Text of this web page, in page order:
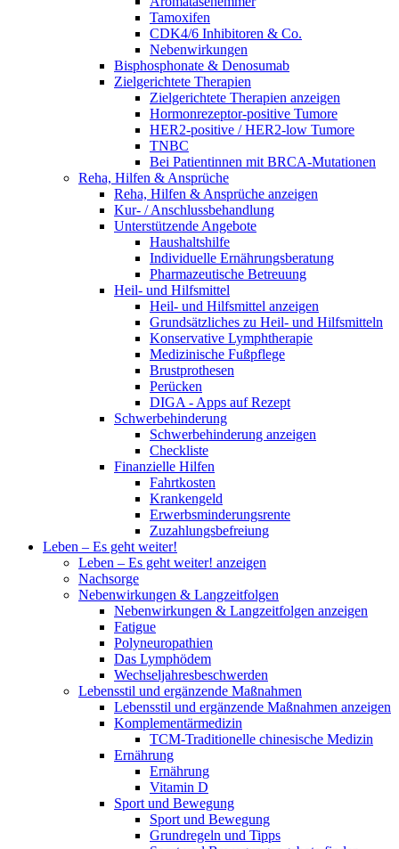
Tamoxifen
CDK4/6 Inhibitoren & Co.
Nebenwirkungen
Bisphosphonate & Denosumab
Zielgerichtete Therapien
Zielgerichtete Therapien anzeigen
Hormonrezeptor-positive Tumore
HER2-positive / HER2-low Tumore
TNBC
Bei Patientinnen mit BRCA-Mutationen
Reha, Hilfen & Ansprüche
Reha, Hilfen & Ansprüche anzeigen
Kur- / Anschlussbehandlung
Unterstützende Angebote
Haushaltshilfe
Individuelle Ernährungsberatung
Pharmazeutische Betreuung
Heil- und Hilfsmittel
Heil- und Hilfsmittel anzeigen
Grundsätzliches zu Heil- und Hilfsmitteln
Konservative Lymphtherapie
Medizinische Fußpflege
Brustprothesen
Perücken
DIGA - Apps auf Rezept
Schwerbehinderung
Schwerbehinderung anzeigen
Checkliste
Finanzielle Hilfen
Fahrtkosten
Krankengeld
Erwerbsminderungsrente
Zuzahlungsbefreiung
Leben – Es geht weiter!
Leben – Es geht weiter! anzeigen
Nachsorge
Nebenwirkungen & Langzeitfolgen
Nebenwirkungen & Langzeitfolgen anzeigen
Fatigue
Polyneuropathien
Das Lymphödem
Wechseljahresbeschwerden
Lebensstil und ergänzende Maßnahmen
Lebensstil und ergänzende Maßnahmen anzeigen
Komplementärmedizin
TCM-Traditionelle chinesische Medizin
Ernährung
Ernährung
Vitamin D
Sport und Bewegung
Sport und Bewegung
Grundregeln und Tipps